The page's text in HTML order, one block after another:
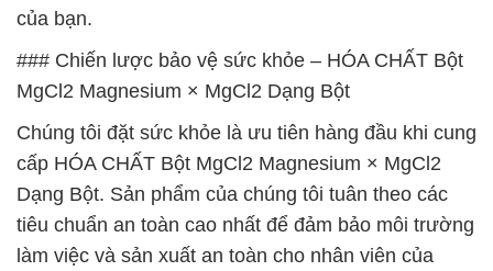
của bạn.
### Chiến lược bảo vệ sức khỏe – HÓA CHẤT Bột
MgCl2 Magnesium × MgCl2 Dạng Bột
Chúng tôi đặt sức khỏe là ưu tiên hàng đầu khi cung
cấp HÓA CHẤT Bột MgCl2 Magnesium × MgCl2
Dạng Bột. Sản phẩm của chúng tôi tuân theo các
tiêu chuẩn an toàn cao nhất để đảm bảo môi trường
làm việc và sản xuất an toàn cho nhân viên của